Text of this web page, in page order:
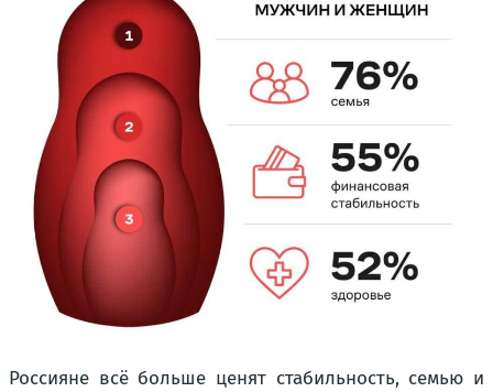
Россияне всё больше ценят стабильность, семью и